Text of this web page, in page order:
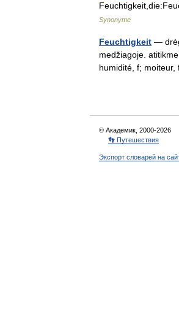
Synonyme
Feuchtigkeit —
medžiagoje.
humidité, f;
© Академик, 2000-2026
👣 Путешествия
Экспорт словарей на